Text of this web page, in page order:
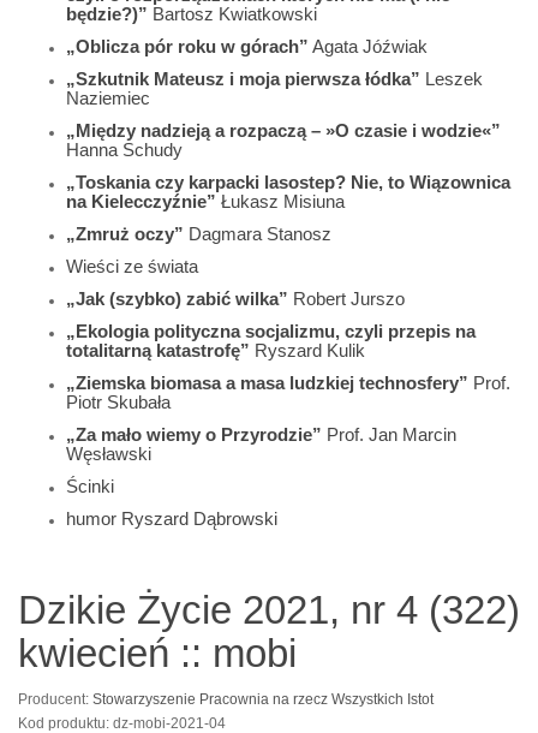
będzie?)” Bartosz Kwiatkowski
„Oblicza pór roku w górach” Agata Jóźwiak
„Szkutnik Mateusz i moja pierwsza łódka” Leszek
Naziemiec
„Między nadzieją a rozpaczą – »O czasie i wodzie«”
Hanna Schudy
„Toskania czy karpacki lasostep? Nie, to Wiązownica
na Kielecczyźnie” Łukasz Misiuna
„Zmruż oczy” Dagmara Stanosz
Wieści ze świata
„Jak (szybko) zabić wilka” Robert Jurszo
„Ekologia polityczna socjalizmu, czyli przepis na
totalitarną katastrofę” Ryszard Kulik
„Ziemska biomasa a masa ludzkiej technosfery” Prof.
Piotr Skubała
„Za mało wiemy o Przyrodzie” Prof. Jan Marcin
Węsławski
Ścinki
humor Ryszard Dąbrowski
Dzikie Życie 2021, nr 4 (322)
kwiecień :: mobi
Producent: Stowarzyszenie Pracownia na rzecz Wszystkich Istot
Kod produktu: dz-mobi-2021-04